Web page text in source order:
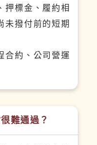
押標金、履約相
未撥付前的短期
合約、公司營運
難通過？